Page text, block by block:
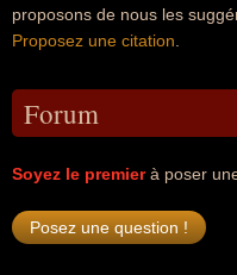
proposons de nous les
Proposez une citation
Forum
Soyez le premierà poser